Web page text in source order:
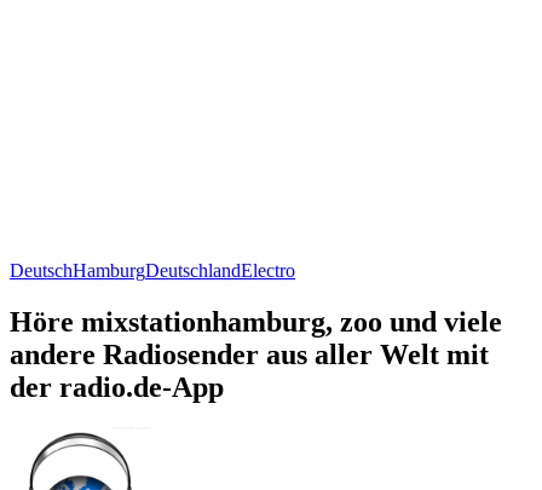
DeutschHamburgDeutschlandElectro
Höre mixstationhamburg, zoo und viele
andere Radiosender aus aller Welt mit
der radio.de-App